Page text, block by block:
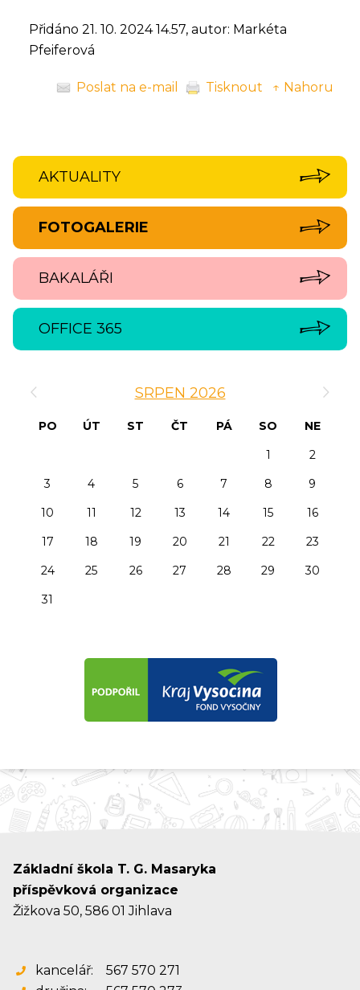
Přidáno 21. 10. 2024 14.57, autor: Markéta
Pfeiferová
Poslat na e-mail Tisknout ↑ Nahoru
AKTUALITY
FOTOGALERIE
BAKALÁŘI
OFFICE 365
SRPEN 2026
PO ÚT ST ČT PÁ SO
NE
1
2
3
4 5 6 7 8
9
10
11 12 13 14 15
16
17
18 19 20 21 22
23
24
25 26 27 28 29
30
31
Základní škola T. G. Masaryka
příspěvková organizace
Žižkova 50, 586 01 Jihlava
kancelář:
567 570 271